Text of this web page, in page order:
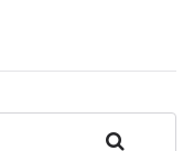
Rechercher